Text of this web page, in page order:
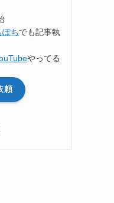
ぽちでも記事執
やってる
頼